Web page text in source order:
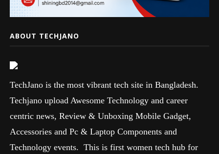
ABOUT TECHJANO
TechJano is the most vibrant tech site in Bangladesh.
Techjano upload Awesome Technology and career
centric news, Review & Unboxing Mobile Gadget,
Accessories and Pc & Laptop Components and
Technology events. This is first women tech hub for